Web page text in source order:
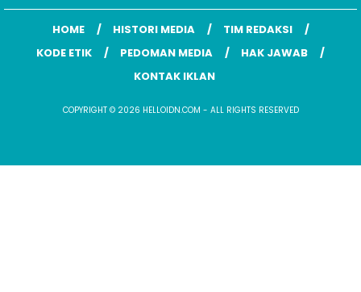
HOME HISTORI MEDIA
TIM REDAKSI
KODE ETIK
PEDOMAN MEDIA
HAK JAWAB
KONTAK IKLAN
COPYRIGHT © 2026 HELLOIDN.COM - ALL RIGHTS RESERVED